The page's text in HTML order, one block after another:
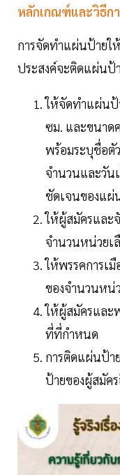
หลักเกณฑ์และวิธีก
การจัดทำแผ่นป้ายใ
ประสงค์จะติดแผ่นป้
ให้จัดทำแผ่นป้
ซม. และขนาด
พร้อมระบุชื่อตั
จำนวนและวัน
ชัดเจนของแผ่
ให้ผู้สมัครและ
จำนวนหน่วยเ
ให้พรรคการเ
ของจำนวนหน่
ให้ผู้สมัครและ
ที่ที่กำหนด
การติดแผ่นป้
ป้ายของผู้สมัค